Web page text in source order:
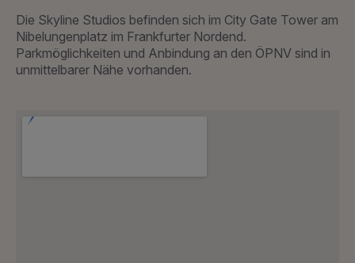
Die Skyline Studios befinden sich im City Gate Tower am
Nibelungenplatz im Frankfurter Nordend.
Parkmöglichkeiten und Anbindung an den ÖPNV sind in
unmittelbarer Nähe vorhanden.